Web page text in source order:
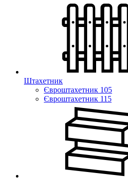
Штахетник
Євроштахетник 105
Євроштахетник 115